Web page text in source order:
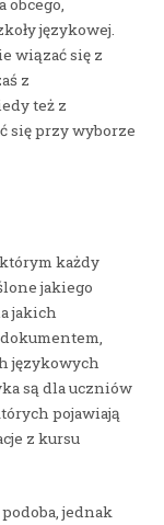
obcego,
językowej.
wiązać się z
z
też z
się przy wyborze
każdy
jakiego
jakich
językowych
są dla uczniów
pojawiają
z kursu
jednak